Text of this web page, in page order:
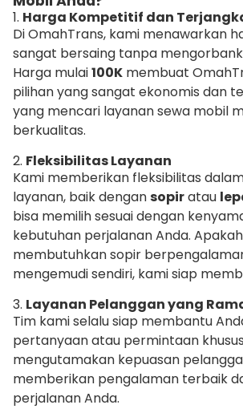
1. Harga Kompetitif dan
Di OmahTrans, kami menawarkan
sangat bersaing tanpa
Harga mulai100K membuat
pilihan yang sangat ekonomis dan
yang mencari layanan sewa mobil
berkualitas.
2. Fleksibilitas Layanan
Kami memberikan fleksibilitas
layanan, baik dengansopiratau
bisa memilih sesuai dengan
kebutuhan perjalanan Anda.
membutuhkan sopir
mengemudi sendiri, kami siap
3. Layanan Pelanggan yang
Tim kami selalu siap membantu
pertanyaan atau permintaan
mengutamakan kepuasan
memberikan pengalaman terbaik
perjalanan Anda.